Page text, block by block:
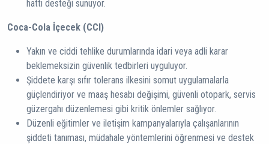
hattı desteği sunuyor.
Coca-Cola İçecek (CCI)
Yakın ve ciddi tehlike durumlarında idari veya adli karar
beklemeksizin güvenlik tedbirleri uyguluyor.
Şiddete karşı sıfır tolerans ilkesini somut uygulamalarla
güçlendiriyor ve maaş hesabı değişimi, güvenli otopark, servis
güzergahı düzenlemesi gibi kritik önlemler sağlıyor.
Düzenli eğitimler ve iletişim kampanyalarıyla çalışanlarının
şiddeti tanıması, müdahale yöntemlerini öğrenmesi ve destek